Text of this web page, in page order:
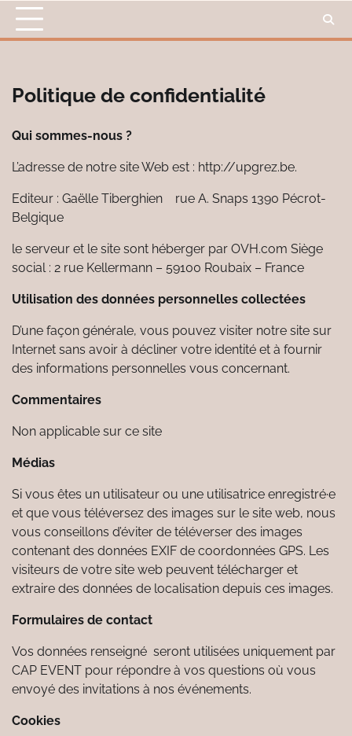
Skip
content
Politique de confidentialité
Qui sommes-nous ?
L’adresse de notre site Web est : http://upgrez.be.
Editeur : Gaëlle Tiberghien
rue A. Snaps 1390 Pécrot-
Belgique
le serveur et le site sont héberger par OVH.com Siège
social : 2 rue Kellermann – 59100 Roubaix – France
Utilisation des données personnelles collectées
D’une façon générale, vous pouvez visiter notre site sur
Internet sans avoir à décliner votre identité et à fournir
des informations personnelles vous concernant.
Commentaires
Non applicable sur ce site
Médias
Si vous êtes un utilisateur ou une utilisatrice enregistré·e
et que vous téléversez des images sur le site web, nous
vous conseillons d’éviter de téléverser des images
contenant des données EXIF de coordonnées GPS. Les
visiteurs de votre site web peuvent télécharger et
extraire des données de localisation depuis ces images.
Formulaires de contact
Vos données renseigné seront utilisées uniquement par
CAP EVENT pour répondre à vos questions où vous
envoyé des invitations à nos événements.
Cookies